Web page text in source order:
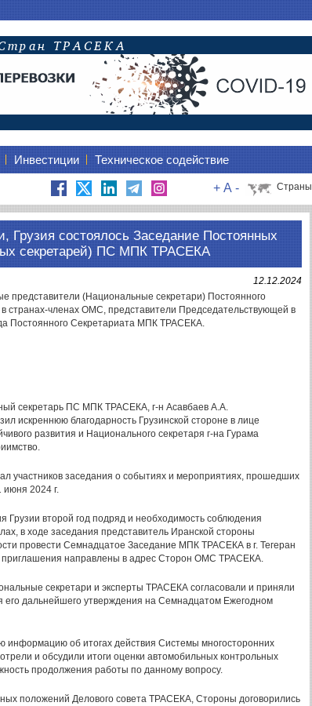
Инвестиции Техническое содействие
Страны
+ A -
Грузия состоялось Заседание Постоянных
секретарей) ПС МПК ТРАСЕКА
12.12.2024
представители (Национальные секретари) Постоянного
странах-членах ОМС, представители Председательствующей в
Постоянного Секретариата МПК ТРАСЕКА.
секретарь ПС МПК ТРАСЕКА, г-н Асавбаев А.А.
искреннюю благодарность Грузинской стороне в лице
развития и Национального секретаря г-на Гурама
участников заседания о событиях и мероприятиях, прошедших
июня 2024 г.
Грузии второй год подряд и необходимость соблюдения
в ходе заседания представитель Иранской стороны
провести Семнадцатое Заседание МПК ТРАСЕКА в г. Тегеран
приглашения направлены в адрес Сторон ОМС ТРАСЕКА.
секретари и эксперты ТРАСЕКА согласовали и приняли
его дальнейшего утверждения на Семнадцатом Ежегодном
информацию об итогах действия Системы многосторонних
и обсудили итоги оценки автомобильных контрольных
продолжения работы по данному вопросу.
положений Делового совета ТРАСЕКА, Стороны договорились